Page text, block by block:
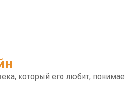
который его любит,